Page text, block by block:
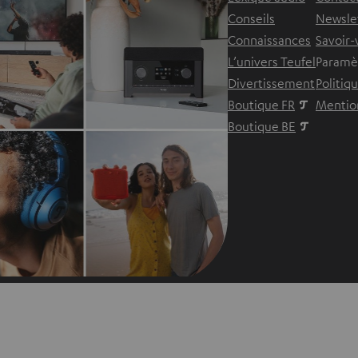
Conseils
Connaissances
L’univers Teufel
Divertissement
Boutique FR
Boutique BE